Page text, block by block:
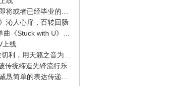
沁人心扉，百转回肠
上线
传统缔造先锋流行乐